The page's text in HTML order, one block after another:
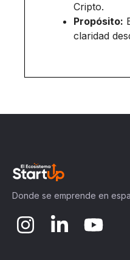
Cripto.
Propósito:
claridad
Donde se emprende en